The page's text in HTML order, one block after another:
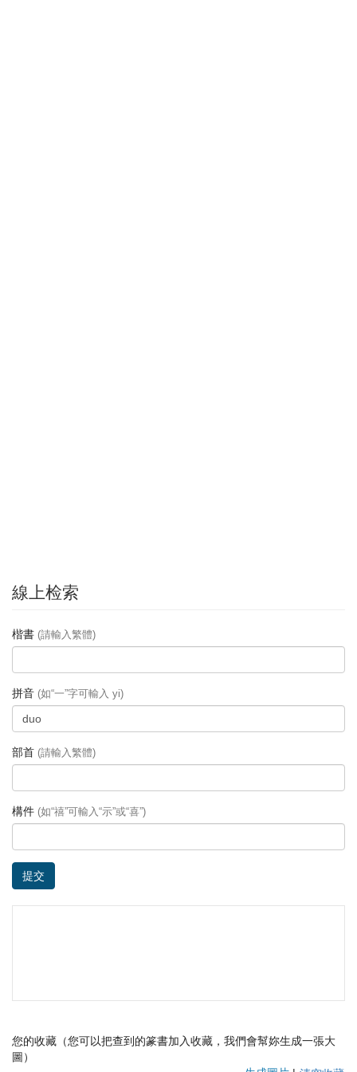
線上检索
楷書 (請輸入繁體)
拼音 (如“一”字可輸入 yi)
部首 (請輸入繁體)
構件 (如“禧”可輸入“示”或“喜”)
提交
您的收藏（您可以把查到的篆書加入收藏，我們會幫妳生成一張大
圖）